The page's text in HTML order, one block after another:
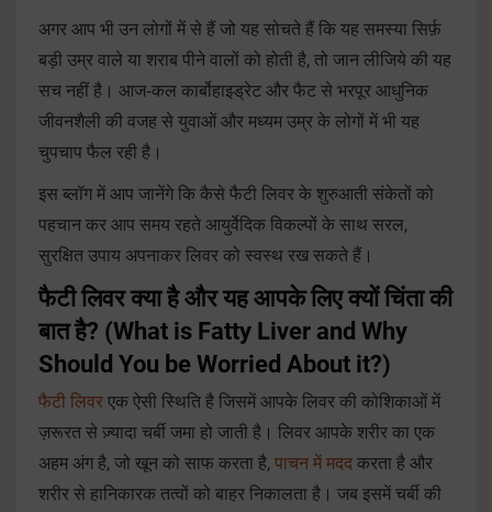
अगर आप भी उन लोगों में से हैं जो यह सोचते हैं कि यह समस्या सिर्फ़
बड़ी उम्र वाले या शराब पीने वालों को होती है, तो जान लीजिये की यह
सच नहीं है। आज‑कल कार्बोहाइड्रेट और फैट से भरपूर आधुनिक
जीवनशैली की वजह से युवाओं और मध्यम उम्र के लोगों में भी यह
चुपचाप फैल रही है।
इस ब्लॉग में आप जानेंगे कि कैसे फैटी लिवर के शुरुआती संकेतों को
पहचान कर आप समय रहते आयुर्वेदिक विकल्पों के साथ सरल,
सुरक्षित उपाय अपनाकर लिवर को स्वस्थ रख सकते हैं।
फैटी लिवर क्या है और यह आपके लिए क्यों चिंता की
बात है? (What is Fatty Liver and Why
Should You be Worried About it?)
फैटी लिवर एक ऐसी स्थिति है जिसमें आपके लिवर की कोशिकाओं में
ज़रूरत से ज़्यादा चर्बी जमा हो जाती है। लिवर आपके शरीर का एक
अहम अंग है, जो खून को साफ करता है, पाचन में मदद करता है और
शरीर से हानिकारक तत्वों को बाहर निकालता है। जब इसमें चर्बी की